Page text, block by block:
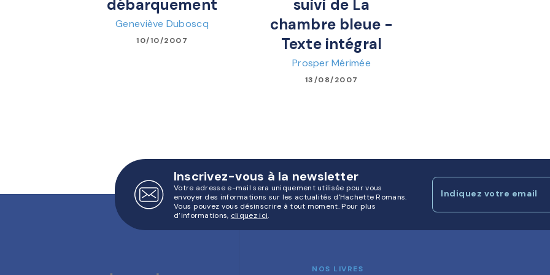
débarquement
Geneviève Duboscq
10/10/2007
suivi de La
chambre bleue -
Texte intégral
Prosper Mérimée
13/08/2007
Inscrivez-vous à la newsletter
Votre adresse e-mail sera uniquement utilisée pour vous
envoyer des informations sur les actualités d'Hachette Romans.
Vous pouvez vous désinscrire à tout moment. Pour plus
d’informations, cliquez ici.
Indiquez votre email
NOS LIVRES